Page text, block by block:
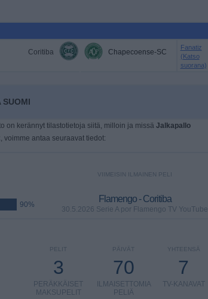
Coritiba Chapecoense-SC
Fanatiz
(Katso
suorana)
SUOMI
on kerännyt tilastotietoja siitä, milloin ja missä Jalkapallo
, voimme antaa seuraavat tiedot:
90%
VIIMEISIN ILMAINEN PELI
Flamengo - Coritiba
30.5.2026 Serie A por Flamengo TV YouTube
YHTEENSÄ
7
TV-KANAVAT
PÄIVÄT
70
ILMAISETTOMIA
PELIÄ
PELIT
3
PERÄKKÄISET
MAKSUPELIT